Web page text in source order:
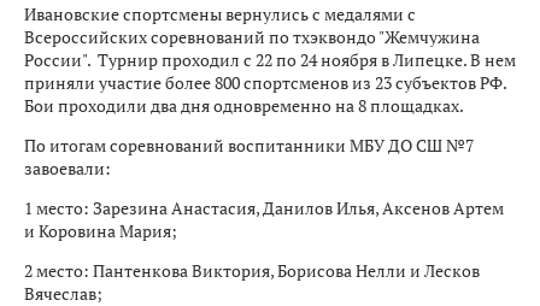
Ивановские спортсмены вернулись с медалями с
Всероссийских соревнований по тхэквондо "Жемчужина
России". Турнир проходил с 22 по 24 ноября в Липецке. В нем
приняли участие более 800 спортсменов из 23 субъектов РФ.
Бои проходили два дня одновременно на 8 площадках.
По итогам соревнований воспитанники МБУ ДО СШ №7
завоевали:
1 место: Зарезина Анастасия, Данилов Илья, Аксенов Артем
и Коровина Мария;
2 место: Пантенкова Виктория, Борисова Нелли и Лесков
Вячеслав;